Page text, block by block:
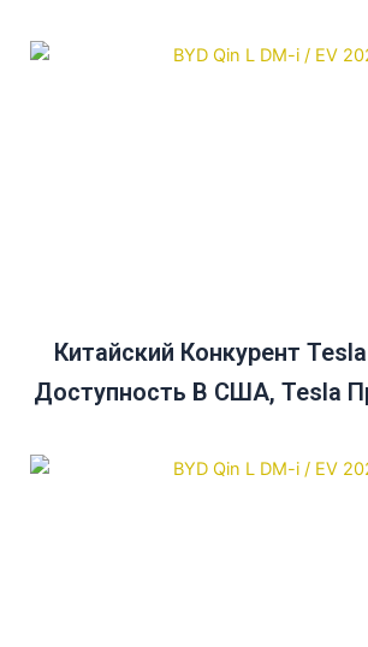
Китайский Конкурент Tesla
Доступность В США, Tesla